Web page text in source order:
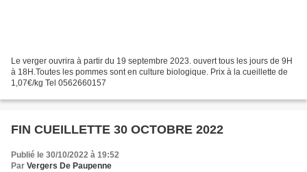
Le verger ouvrira à partir du 19 septembre 2023. ouvert tous les jours de 9H
à 18H.Toutes les pommes sont en culture biologique. Prix à la cueillette de
1,07€/kg Tel 0562660157
FIN CUEILLETTE 30 OCTOBRE 2022
Publié le 30/10/2022 à 19:52
Par Vergers De Paupenne